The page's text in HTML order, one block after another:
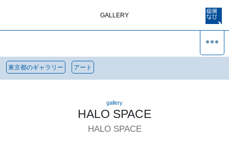
GALLERY
東京都のギャラリー アート
gallery
HALO SPACE
HALO SPACE